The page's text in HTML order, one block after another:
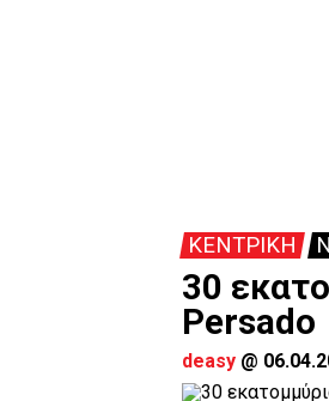
ΚΕΝΤΡΙΚΗ
30
Persado
deasy @